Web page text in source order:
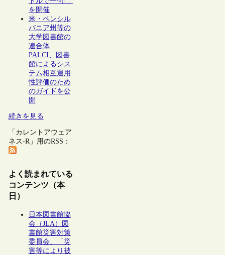
を開催
米・ペンシル
バニア州等の
大学図書館の
連合体
PALCI、図書
館によるシス
テム相互運用
性評価のため
のガイドを公
開
続きを見る
「カレントアウェア
ネス-R」用のRSS：
よく読まれている
コンテンツ（本
日）
日本図書館協
会（JLA）図
書館災害対策
委員会、「災
害等により被